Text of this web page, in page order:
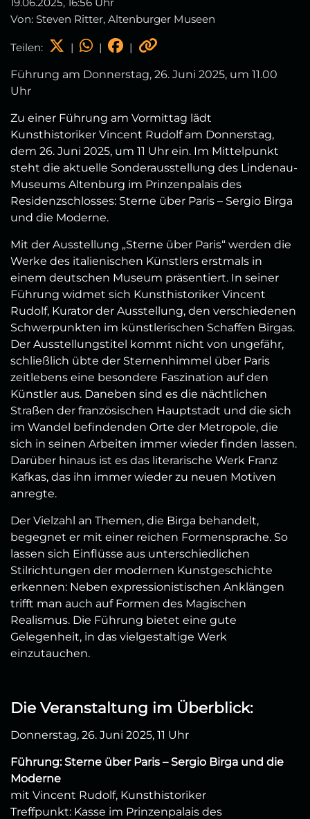
Von: Steven Ritter, Altenburger Museen
Teilen: | | |
Führung am Donnerstag, 26. Juni 2025, um 11.00
Uhr
Zu einer Führung am Vormittag lädt
Kunsthistoriker Vincent Rudolf am Donnerstag,
dem 26. Juni 2025, um 11 Uhr ein. Im Mittelpunkt
steht die aktuelle Sonderausstellung des Lindenau-
Museums Altenburg im Prinzenpalais des
Residenzschlosses: Sterne über Paris – Sergio Birga
und die Moderne.
Mit der Ausstellung „Sterne über Paris“ werden die
Werke des italienischen Künstlers erstmals in
einem deutschen Museum präsentiert. In seiner
Führung widmet sich Kunsthistoriker Vincent
Rudolf, Kurator der Ausstellung, den verschiedenen
Schwerpunkten im künstlerischen Schaffen Birgas.
Der Ausstellungstitel kommt nicht von ungefähr,
schließlich übte der Sternenhimmel über Paris
zeitlebens eine besondere Faszination auf den
Künstler aus. Daneben sind es die nächtlichen
Straßen der französischen Hauptstadt und die sich
im Wandel befindenden Orte der Metropole, die
sich in seinen Arbeiten immer wieder finden lassen.
Darüber hinaus ist es das literarische Werk Franz
Kafkas, das ihn immer wieder zu neuen Motiven
anregte.
Der Vielzahl an Themen, die Birga behandelt,
begegnet er mit einer reichen Formensprache. So
lassen sich Einflüsse aus unterschiedlichen
Stilrichtungen der modernen Kunstgeschichte
erkennen: Neben expressionistischen Anklängen
trifft man auch auf Formen des Magischen
Realismus. Die Führung bietet eine gute
Gelegenheit, in das vielgestaltige Werk
einzutauchen.
Die Veranstaltung im Überblick:
Donnerstag, 26. Juni 2025, 11 Uhr
Führung: Sterne über Paris – Sergio Birga und die
Moderne
mit Vincent Rudolf, Kunsthistoriker
Treffpunkt: Kasse im Prinzenpalais des